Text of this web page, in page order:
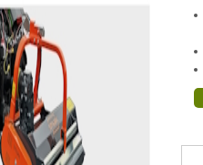
met
oogst 2026
peren